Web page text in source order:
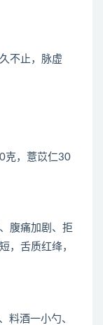
不止，脉虚
克，薏苡仁30
腹痛加剧、拒
，舌质红绛，
料酒一小勺、